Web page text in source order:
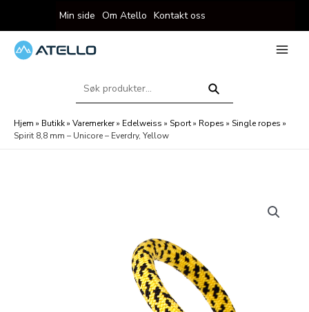
til
innholdet
Min side Om Atello Kontakt oss
Søk
Hjem » Butikk» Varemerker» Edelweiss » Sport» Ropes » Single ropes »
Spirit 8,8 mm – Unicore – Everdry, Yellow